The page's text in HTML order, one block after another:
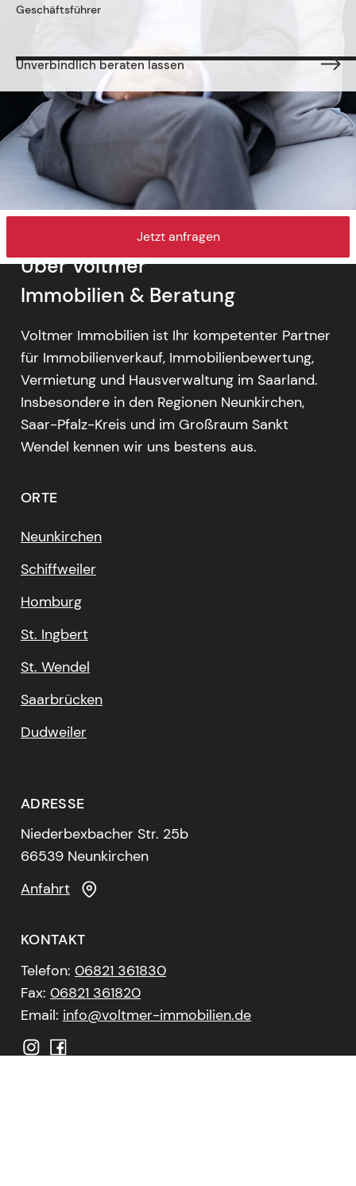
Geschäftsführer
Unverbindlich beraten lassen
Jetzt anfragen
Über Voltmer
Immobilien & Beratung
Voltmer Immobilien ist Ihr kompetenter Partner
für Immobilienverkauf, Immobilienbewertung,
Vermietung und Hausverwaltung im Saarland.
Insbesondere in den Regionen Neunkirchen,
Saar-Pfalz-Kreis und im Großraum Sankt
Wendel kennen wir uns bestens aus.
ORTE
Neunkirchen
Schiffweiler
Homburg
St. Ingbert
St. Wendel
Saarbrücken
Dudweiler
ADRESSE
Niederbexbacher Str. 25b
66539 Neunkirchen
Anfahrt
KONTAKT
Telefon: 06821 361830
Fax: 06821 361820
Email: info@voltmer-immobilien.de